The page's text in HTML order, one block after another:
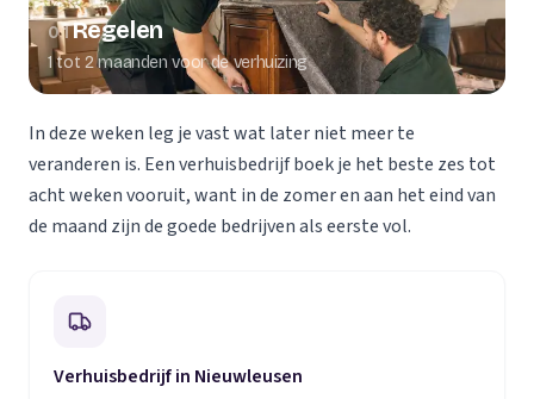
01Regelen
1 tot 2 maanden voor de verhuizing
In deze weken leg je vast wat later niet meer te
veranderen is. Een verhuisbedrijf boek je het beste zes tot
acht weken vooruit, want in de zomer en aan het eind van
de maand zijn de goede bedrijven als eerste vol.
Verhuisbedrijf in Nieuwleusen